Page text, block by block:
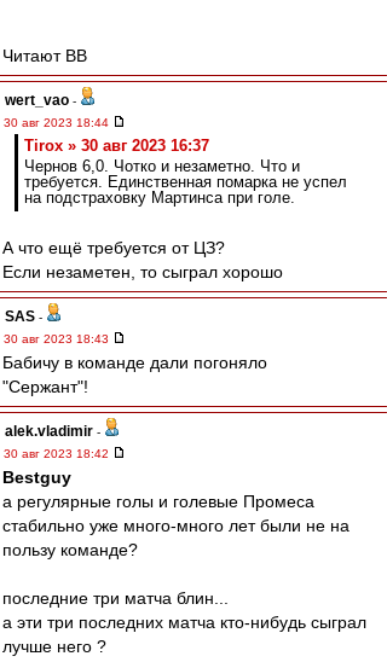
Читают ВВ
wert_vao -
30 авг 2023 18:44
Tirox » 30 авг 2023 16:37
Чернов 6,0. Чотко и незаметно. Что и
требуется. Единственная помарка не успел
на подстраховку Мартинса при голе.
А что ещё требуется от ЦЗ?
Если незаметен, то сыграл хорошо
SAS -
30 авг 2023 18:43
Бабичу в команде дали погоняло
"Сержант"!
alek.vladimir -
30 авг 2023 18:42
Bestguy
а регулярные голы и голевые Промеса
стабильно уже много-много лет были не на
пользу команде?
последние три матча блин...
а эти три последних матча кто-нибудь сыграл
лучше него ?